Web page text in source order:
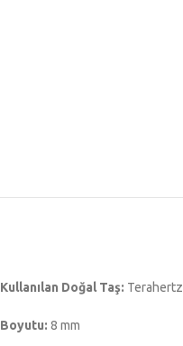
Kullanılan Doğal Taş: Terahertz
Boyutu: 8 mm